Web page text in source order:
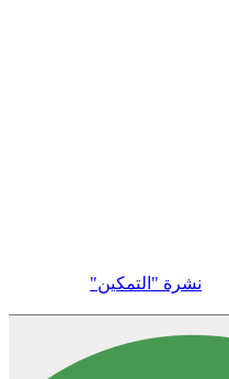
نشرة "التمكين"